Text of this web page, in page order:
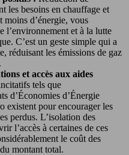
les besoins en chauffage et
d’énergie, vous
l’environnement et à la lutte
C’est un geste simple qui a
réduisant les émissions de gaz
et accès aux aides
tels que
d’Économies d’Énergie
existent pour encourager les
perdus. L’isolation des
l’accès à certaines de ces
le coût des
montant total.